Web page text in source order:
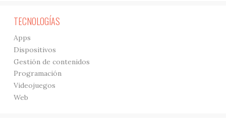
TECNOLOGÍAS
Apps
Dispositivos
Gestión de contenidos
Programación
Videojuegos
Web